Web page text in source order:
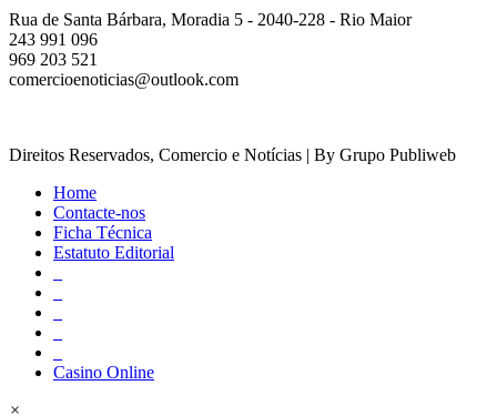
Rua de Santa Bárbara, Moradia 5 - 2040-228 - Rio Maior
243 991 096
969 203 521
comercioenoticias@outlook.com
Direitos Reservados, Comercio e Notícias | By Grupo Publiweb
Home
Contacte-nos
Ficha Técnica
Estatuto Editorial
Casino Online
×